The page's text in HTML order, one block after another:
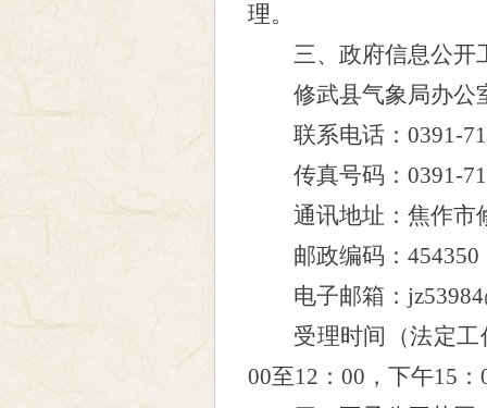
理。
三、政府信息公开
修武县气象局办公
联系电话：0391-
传真号码：0391-
通讯地址：焦作市
邮政编码：454350
电子邮箱： jz53984
受理时间（法定
00至12 ： 00 ，下午15 ：